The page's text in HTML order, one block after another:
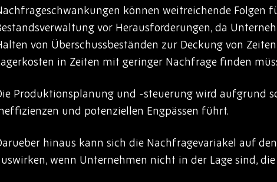
können weitreichende Folgen
vor Herausforderungen, da
von Überschussbeständen zur Deckung von
in Zeiten mit geringer Nachfrage finden
Produktionsplanung und -steuerung wird aufgrund
und potenziellen Engpässen führt.
hinaus kann sich die Nachfragevariakel auf
wenn Unternehmen nicht in der Lage sind,